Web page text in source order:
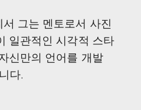
그는 멘토로서 사진
일관적인 시각적 스타
신만의 언어를 개발
다.